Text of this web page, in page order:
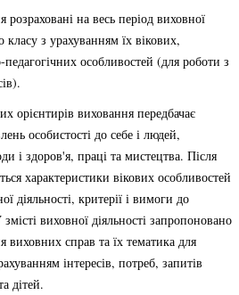
на весь період виховної
класу з урахуванням їх вікових,
особливостей (для роботи з
орієнтирів виховання передбачає
особистості до себе і людей,
і здоров'я, праці та мистецтва. Після
характеристики вікових особливостей
діяльності, критерії і вимоги до
виховної діяльності запропоновано
виховних справ та їх тематика для
інтересів, потреб, запитів
дітей.